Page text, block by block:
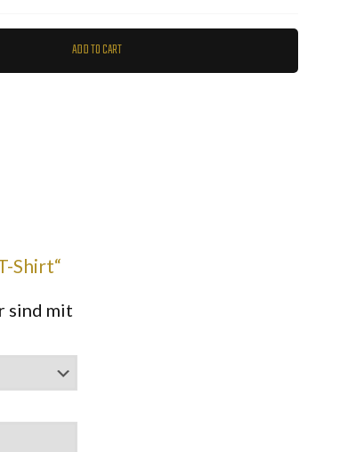
ADD TO CART
Shirt“
sind mit